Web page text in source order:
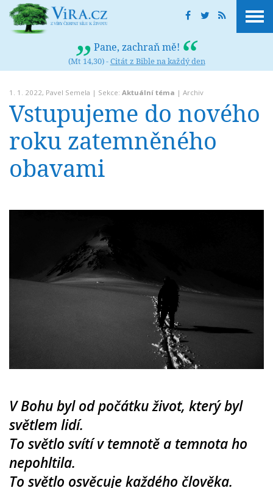
Pane, zachraň mě!
(Mt 14,30) -Citát z Bible na každý den
1. 1. 2022, Pavel Semela | Sekce: Aktuální téma | Archiv
Vstupujeme do nového
roku zatemněného
obavami
V Bohu byl od počátku život, který byl
světlem lidí.
To světlo svítí v temnotě a temnota ho
nepohltila.
To světlo osvěcuje každého člověka.